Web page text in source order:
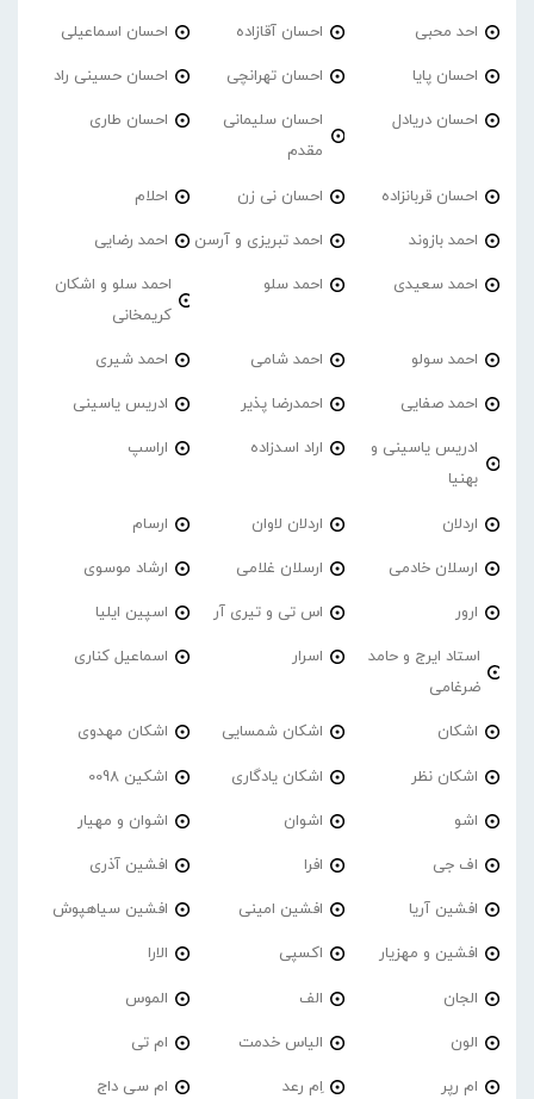
احد محبی احسان آقازاده احسان اسماعیلی
احسان پایا احسان تهرانچی احسان حسینی راد
احسان دریادل
احسان سلیمانی
مقدم
احسان طاری
احسان قربانزاده احسان نی زن احلام
احمد بازوند احمد تبریزی و آرسن احمد‌ رضایی
احمد سعیدی احمد سلو
احمد سلو و اشکان
کریمخانی
احمد سولو احمد شامی احمد شیری
احمد صفایی احمدرضا پذیر ادریس یاسینی
ادریس یاسینی و
بهنیا
اراد اسدزاده اراسپ
اردلان اردلان لاوان ارسام
ارسلان خادمی ارسلان غلامی ارشاد موسوی
ارور اس تی و تیری آر اسپین ایلیا
استاد ایرج و حامد
ضرغامی
اسرار اسماعیل کناری
اشکان اشکان شمسایی اشکان مهدوی
اشکان نظر اشکان یادگاری اشکین 0098
اشو اشوان اشوان و مهیار
اف جی افرا افشین آذری
افشین آریا افشین امینی افشین سیاهپوش
افشین و مهزیار اکسپی الارا
الجان الف الموس
الون الیاس خدمت ام تی
ام رپر اِم رعد ام سی داج